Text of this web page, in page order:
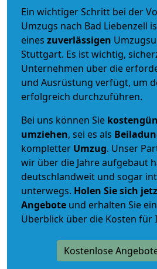
Ein wichtiger Schritt bei der
Umzugs nach Bad Liebenzell
eines zuverlässigen
Stuttgart. Es ist wichtig,
Unternehmen über die
und Ausrüstung verfügt, um
erfolgreich durchzuführen.
Bei uns können Sie
umziehen, sei es als
kompletter Umzug. Unser
wir über die Jahre aufgebaut
deutschlandweit und sogar
unterwegs. Holen Sie sich
Angebote und erhalten Sie
Überblick über die Kosten für
Kostenlose